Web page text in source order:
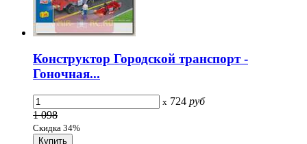
Конструктор Городской транспорт -
Гоночная...
x 724 руб
1 098
Скидка 34%